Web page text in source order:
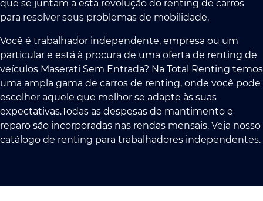
que se juntam a esta revolução do renting de carros
para resolver seus problemas de mobilidade.
Você é trabalhador independente, empresa ou um
particular e está à procura de uma oferta de renting de
veículos Maserati Sem Entrada? Na Total Renting temos
uma ampla gama de carros de renting, onde você pode
escolher aquele que melhor se adapte às suas
expectativas.Todas as despesas de mantimento e
reparo são incorporadas nas rendas mensais. Veja nosso
catálogo de renting para trabalhadores independentes.